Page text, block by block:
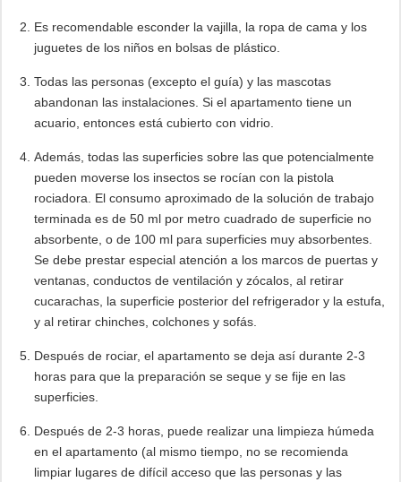
Es recomendable esconder la vajilla, la ropa de cama y los
juguetes de los niños en bolsas de plástico.
Todas las personas (excepto el guía) y las mascotas
abandonan las instalaciones. Si el apartamento tiene un
acuario, entonces está cubierto con vidrio.
Además, todas las superficies sobre las que potencialmente
pueden moverse los insectos se rocían con la pistola
rociadora. El consumo aproximado de la solución de trabajo
terminada es de 50 ml por metro cuadrado de superficie no
absorbente, o de 100 ml para superficies muy absorbentes.
Se debe prestar especial atención a los marcos de puertas y
ventanas, conductos de ventilación y zócalos, al retirar
cucarachas, la superficie posterior del refrigerador y la estufa,
y al retirar chinches, colchones y sofás.
Después de rociar, el apartamento se deja así durante 2-3
horas para que la preparación se seque y se fije en las
superficies.
Después de 2-3 horas, puede realizar una limpieza húmeda
en el apartamento (al mismo tiempo, no se recomienda
limpiar lugares de difícil acceso que las personas y las